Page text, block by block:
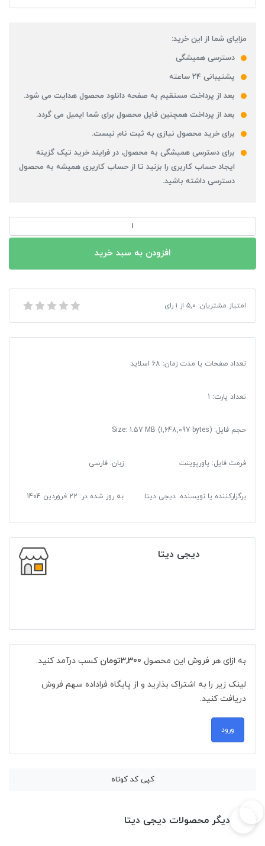
مزایای شما از این خرید:
دسترسی همیشگی
پشتیبانی 24 ساعته
بعد از پرداخت مستقیم به صفحه دانلود محصول هدایت می شود.
بعد از پرداخت همچنین فایل محصول برای شما ایمیل می گردد.
برای خرید محصول نیازی به ثبت نام نیست.
برای دسترسی همیشگی به محصول، در فرایند خرید تیک گزینه
ایجاد حساب کاربری را بزنید تا از حساب کاریری همیشه به محصول
دسترسی داشته باشید.
اکولوژی
عدد
افزودن به سبد خرید
پاورپوینت اکولوژی عمومی
امتیاز مشتریان: ۵,۰ از ۱ رای
تعداد صفحات یا مدت زمان: 68 اسلاید
تعداد پارت: 1
حجم فایل: Size: 1.57 MB (1,648,097 bytes)
فرمت فایل: پاورپوینت زبان: فارسی
برگزارکننده یا نویسنده: دیجی دیتا به روز شده در: 22 فروردین 1404
دیجی دیتا
به ازای هر فروش این محصول 3,300تومان کسب درآمد کنید.
لینک زیر را به اشتراک بذارید و از پایگاه فراداده سهم فروش
دریافت کنید.
ورود
کپی کد کوتاه
دیگر محصولات دیجی دیتا